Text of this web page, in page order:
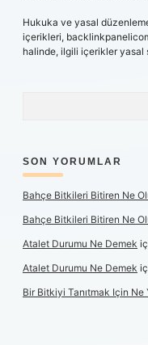
Hukuka ve yasal
içerikleri,
halinde, ilgili içerikler yasal
SON YORUMLAR
Bahçe Bitkileri Bitiren Ne
Bahçe Bitkileri Bitiren Ne
Atalet Durumu Ne Demek
Atalet Durumu Ne Demek
Bir Bitkiyi Tanıtmak Için Ne